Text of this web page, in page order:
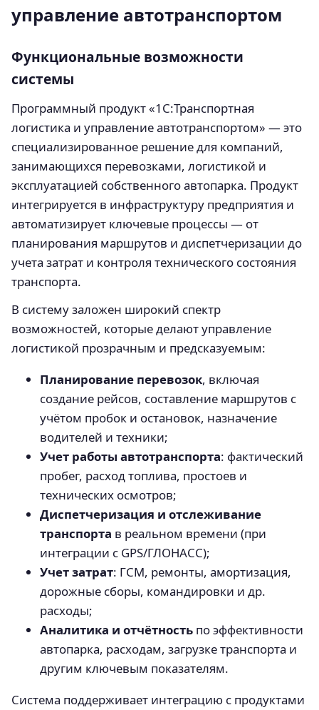
управление автотранспортом
Функциональные возможности
системы
Программный продукт «1С:Транспортная
логистика и управление автотранспортом» — это
специализированное решение для компаний,
занимающихся перевозками, логистикой и
эксплуатацией собственного автопарка. Продукт
интегрируется в инфраструктуру предприятия и
автоматизирует ключевые процессы — от
планирования маршрутов и диспетчеризации до
учета затрат и контроля технического состояния
транспорта.
В систему заложен широкий спектр
возможностей, которые делают управление
логистикой прозрачным и предсказуемым:
Планирование перевозок, включая
создание рейсов, составление маршрутов с
учётом пробок и остановок, назначение
водителей и техники;
Учет работы автотранспорта: фактический
пробег, расход топлива, простоев и
технических осмотров;
Диспетчеризация и отслеживание
транспорта в реальном времени (при
интеграции с GPS/ГЛОНАСС);
Учет затрат: ГСМ, ремонты, амортизация,
дорожные сборы, командировки и др.
расходы;
Аналитика и отчётность по эффективности
автопарка, расходам, загрузке транспорта и
другим ключевым показателям.
Система поддерживает интеграцию с продуктами